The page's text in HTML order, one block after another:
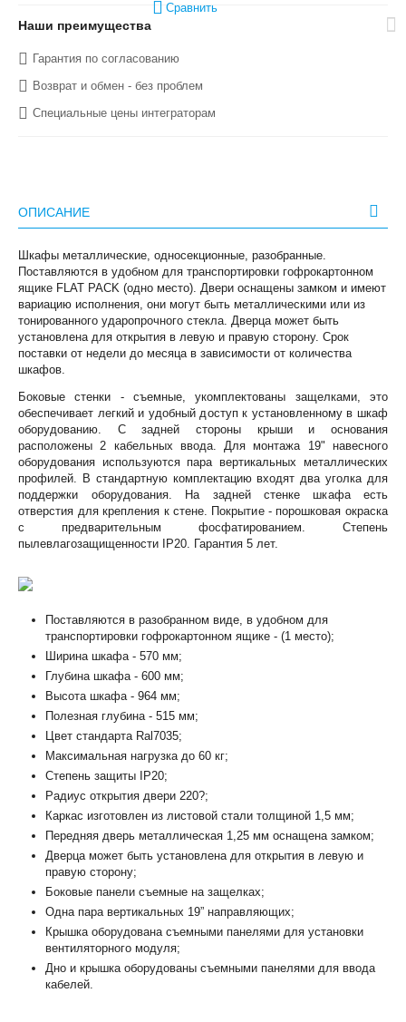
Сравнить
Наши преимущества
Гарантия по согласованию
Возврат и обмен - без проблем
Специальные цены интеграторам
ОПИСАНИЕ
Шкафы металлические, односекционные, разобранные.
Поставляются в удобном для транспортировки гофрокартонном
ящике FLAT PACK (одно место). Двери оснащены замком и имеют
вариацию исполнения, они могут быть металлическими или из
тонированного ударопрочного стекла. Дверца может быть
установлена для открытия в левую и правую сторону. Срок
поставки от недели до месяца в зависимости от количества
шкафов.
Боковые стенки - съемные, укомплектованы защелками, это
обеспечивает легкий и удобный доступ к установленному в шкаф
оборудованию. С задней стороны крыши и основания
расположены 2 кабельных ввода. Для монтажа 19" навес­ного
оборудования используются пара вертикальных металлических
про­филей. В стандартную комплектацию входят два уголка для
поддержки оборудования. На задней стенке шкафа есть
отверстия для крепления к стене. Покрытие - порошковая окраска
с предварительным фосфатированием. Степень
пылевлагозащищенности IP20. Гарантия 5 лет.
Поставляются в разобранном виде, в удобном для
транспортировки гофрокартонном ящике - (1 место);
Ширина шкафа - 570 мм;
Глубина шкафа - 600 мм;
Высота шкафа - 964 мм;
Полезная глубина - 515 мм;
Цвет стандарта Ral7035;
Максимальная нагрузка до 60 кг;
Степень защиты IP20;
Радиус открытия двери 220?;
Каркас изготовлен из листовой стали толщиной 1,5 мм;
Передняя дверь металлическая 1,25 мм оснащена замком;
Дверца может быть установлена для открытия в левую и
правую сторону;
Боковые панели съемные на защелках;
Одна пара вертикальных 19” направляющих;
Крышка оборудована съемными панелями для установки
вентиляторного модуля;
Дно и крышка оборудованы съемными панелями для ввода
кабелей.